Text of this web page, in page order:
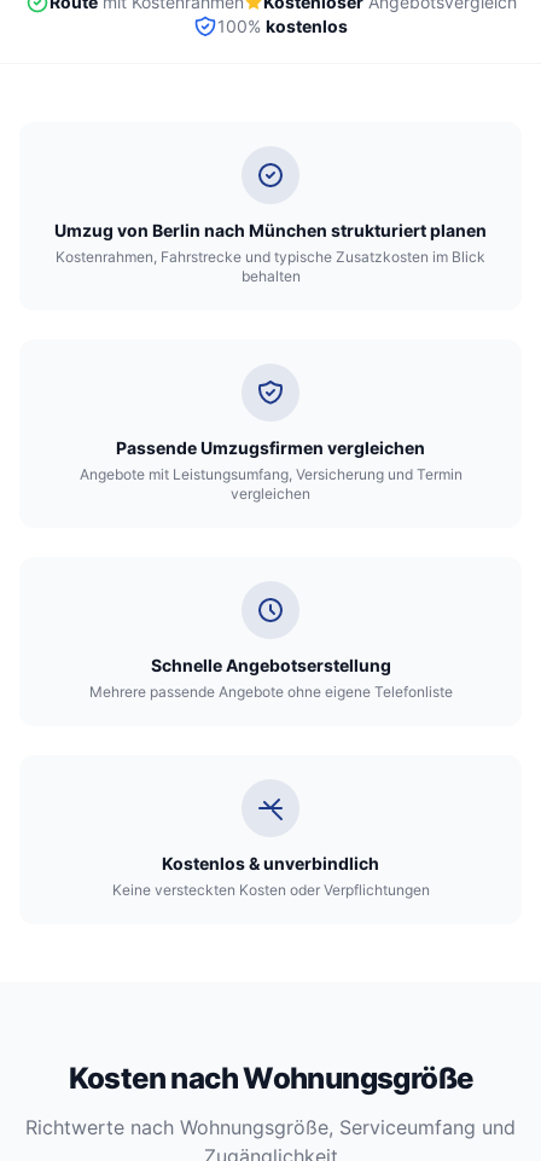
100% kostenlos
Umzug von Berlin nach München strukturiert planen
Kostenrahmen, Fahrstrecke und typische Zusatzkosten im Blick
behalten
Passende Umzugsfirmen vergleichen
Angebote mit Leistungsumfang, Versicherung und Termin
vergleichen
Schnelle Angebotserstellung
Mehrere passende Angebote ohne eigene Telefonliste
Kostenlos & unverbindlich
Keine versteckten Kosten oder Verpflichtungen
Kosten nach Wohnungsgröße
Richtwerte nach Wohnungsgröße, Serviceumfang und
Zugänglichkeit